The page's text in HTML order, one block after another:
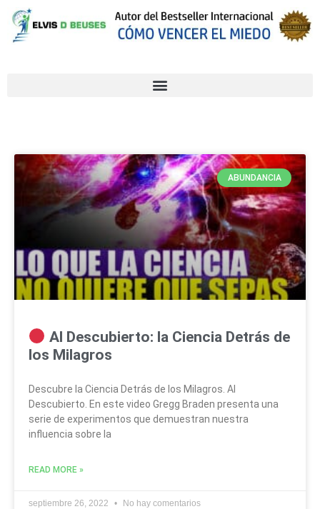
ABUNDANCIA
Al Descubierto: la Ciencia Detrás de
los Milagros
Descubre la Ciencia Detrás de los Milagros. Al
Descubierto. En este video Gregg Braden presenta una
serie de experimentos que demuestran nuestra
influencia sobre la
READ MORE »
septiembre 26, 2022 No hay comentarios